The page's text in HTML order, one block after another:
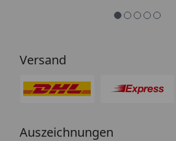
Versand
Auszeichnungen